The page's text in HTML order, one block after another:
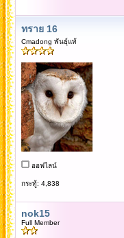
ทราย 16
Cmadong พันธุ์แท้
ออฟไลน์
กระทู้: 4,838
nok15
Full Member